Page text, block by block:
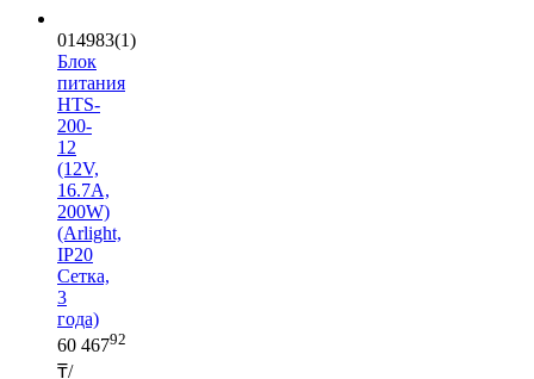
014983(1)
Блок
питания
HTS-
200-
12
(12V,
16.7A,
200W)
(Arlight,
IP20
Сетка,
3
года)
60 46792
₸/